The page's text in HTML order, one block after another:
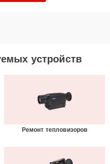
устройств
Ремонт тепловизоров